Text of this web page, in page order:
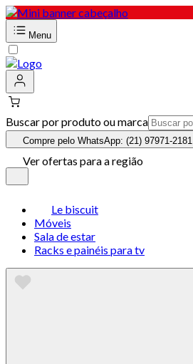
Menu
Buscar por produto ou marca
Compre pelo WhatsApp: (21) 97971-2181
Ver ofertas para a região
Le biscuit
Móveis
Sala de estar
Racks e painéis para tv